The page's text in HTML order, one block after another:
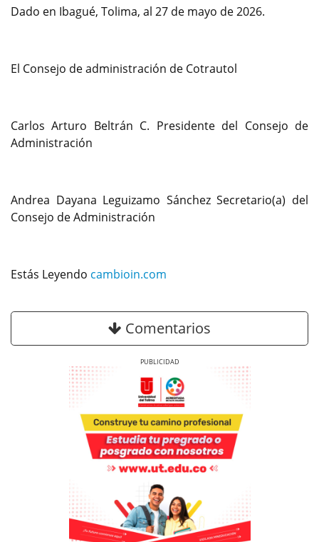
Dado en Ibagué, Tolima, al 27 de mayo de 2026.
El Consejo de administración de Cotrautol
Carlos Arturo Beltrán C. Presidente del Consejo de
Administración
Andrea Dayana Leguizamo Sánchez Secretario(a) del
Consejo de Administración
Estás Leyendo cambioin.com
Comentarios